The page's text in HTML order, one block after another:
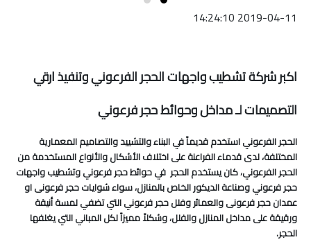
2019-04-11 14:24:10
اكبر شركة تشطيب واجهات الحجر الفرعوني وتنفيذ ارقي
التصميمات لـ مداخل وحوائط حجر فرعوني
الحجر الفرعوني استخدم قديماً في البناء والتشييد والتصاميم المعمارية
المختلفة، لدى قدماء الفراعنة على اختلاف الأشكال والأنواع المستخدمة من
الحجر الفرعوني، كان يستخدم الحجر في حوائط حجر فرعوني وتشطيب واجهات
حجر فرعوني وصناعة الديكور الخاص بالمنازل، سواء شوايات حجر فرعونى او
عمدان حجر فرعونى والعمائر وفلل حجر فرعوني التي تضفي لمسة أنيقة
ورقيقة على مداخل المنازل والفلل، وشكلاً مميزاً لكل المباني التي يغلفها
الحجر.